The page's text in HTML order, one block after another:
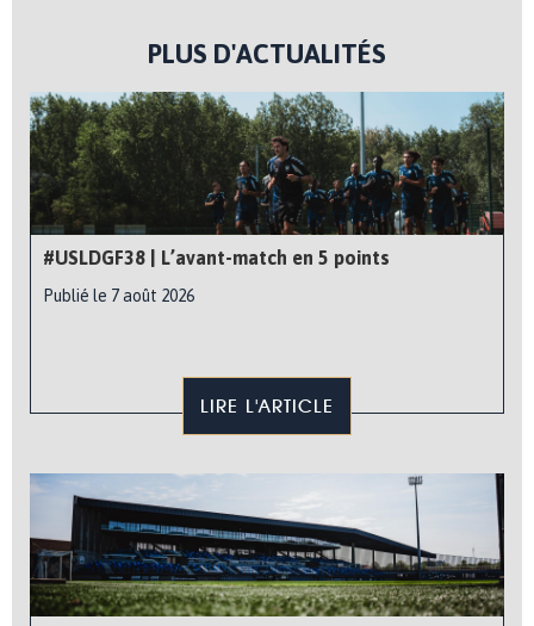
PLUS D'ACTUALITÉS
#USLDGF38 | L’avant-match en 5 points
Publié le 7 août 2026
LIRE L'ARTICLE